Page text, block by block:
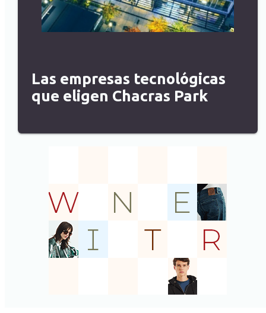
Las empresas tecnológicas
que eligen Chacras Park